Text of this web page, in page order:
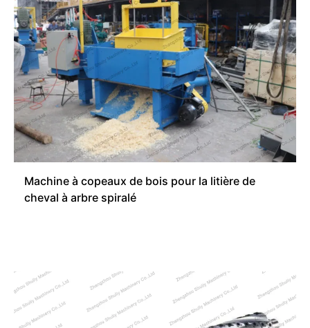
Machine à copeaux de bois pour la litière de
cheval à arbre spiralé